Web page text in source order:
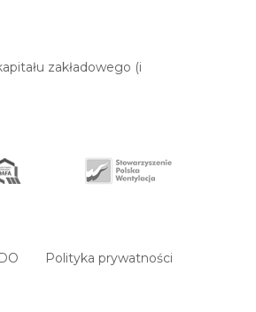
zakładowego (i
Polityka prywatności